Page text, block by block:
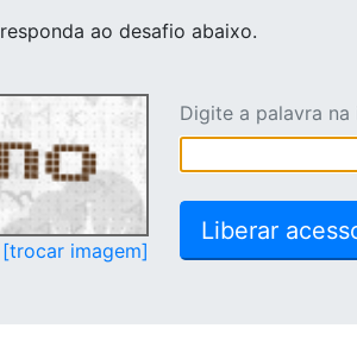
ao desafio abaixo.
[trocar imagem]
Digite a palavra